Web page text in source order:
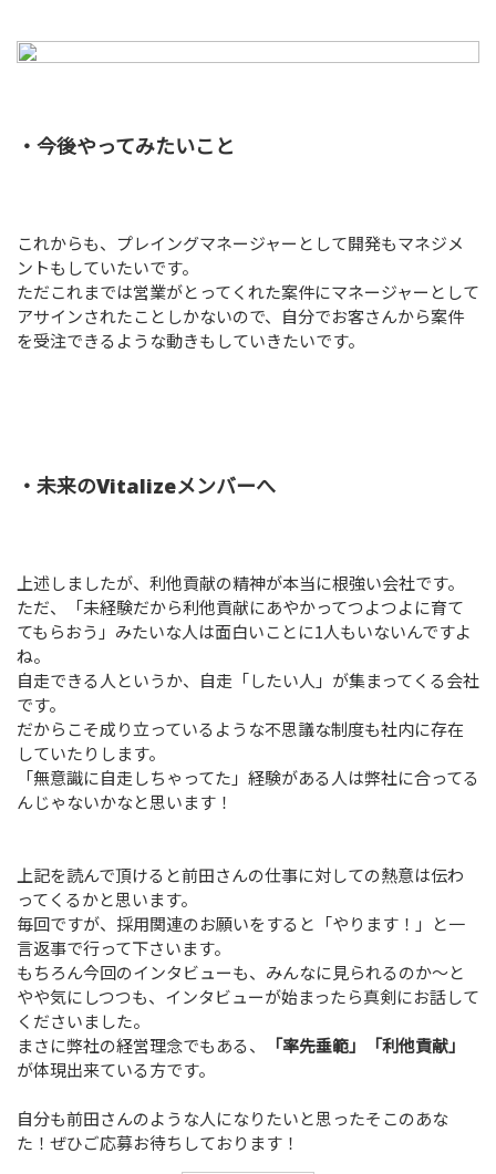
・今後やってみたいこと
これからも、プレイングマネージャーとして開発もマネジメ
ントもしていたいです。
ただこれまでは営業がとってくれた案件にマネージャーとして
アサインされたことしかないので、自分でお客さんから案件
を受注できるような動きもしていきたいです。
・未来のVitalizeメンバーへ
上述しましたが、利他貢献の精神が本当に根強い会社です。
ただ、「未経験だから利他貢献にあやかってつよつよに育て
てもらおう」みたいな人は面白いことに1人もいないんですよ
ね。
自走できる人というか、自走「したい人」が集まってくる会社
です。
だからこそ成り立っているような不思議な制度も社内に存在
していたりします。
「無意識に自走しちゃってた」経験がある人は弊社に合ってる
んじゃないかなと思います！
上記を読んで頂けると前田さんの仕事に対しての熱意は伝わ
ってくるかと思います。
毎回ですが、採用関連のお願いをすると「やります！」と一
言返事で行って下さいます。
もちろん今回のインタビューも、みんなに見られるのか～と
やや気にしつつも、インタビューが始まったら真剣にお話して
くださいました。
まさに弊社の経営理念でもある、
「率先垂範」「利他貢献」
が体現出来ている方です。
自分も前田さんのような人になりたいと思ったそこのあな
た！ぜひご応募お待ちしております！